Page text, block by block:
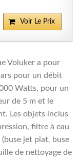
Voir Le Prix
Voluker a pour
pour un débit
Watts, pour un
de 5 m et le
Les objets inclus
filtre à eau
jet plat, buse
de nettoyage de